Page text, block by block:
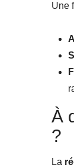
Une
À
?
La